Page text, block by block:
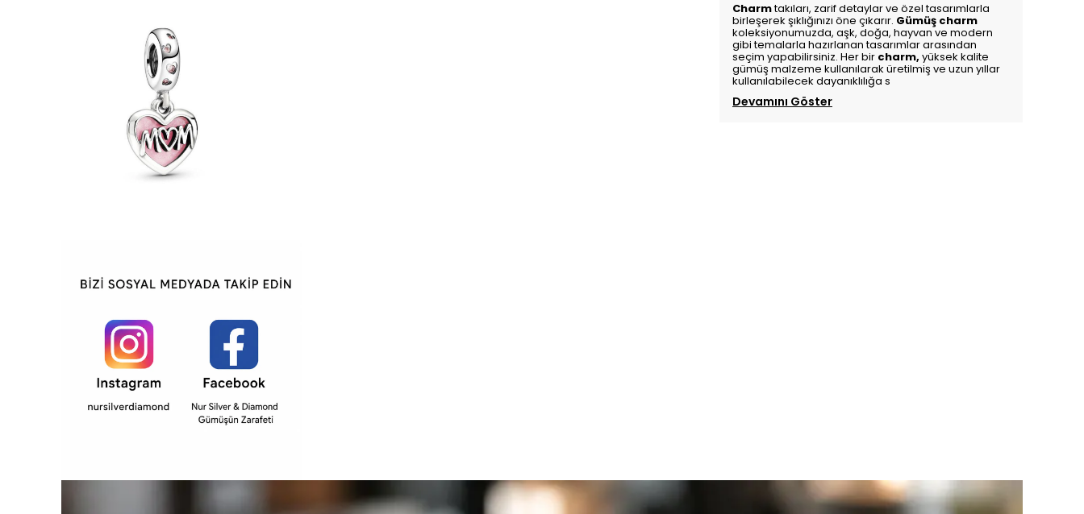
Charmtakıları, zarif detaylar ve özel tasarımlarla
birleşerek şıklığınızı öne çıkarır. Gümüş charm
koleksiyonumuzda, aşk, doğa, hayvan ve modern
gibi temalarla hazırlanan tasarımlar arasından
seçim yapabilirsiniz. Her bir charm, yüksek kalite
gümüş malzeme kullanılarak üretilmiş ve uzun yıllar
kullanılabilecek dayanıklılığa s
Devamını Göster